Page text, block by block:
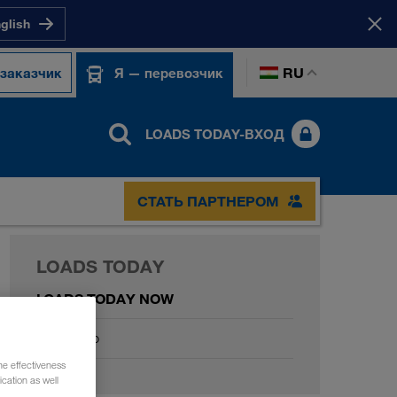
Я — перевозчик RU
LOADS TODAY-ВХОД
СТАТЬ ПАРТНЕРОМ
LOADS TODAY
LOADS TODAY NOW
Driver App
effectiveness
as well